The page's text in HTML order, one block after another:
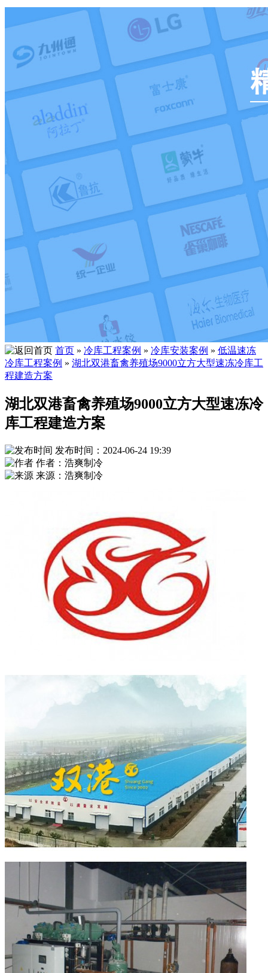
首页 » 冷库工程案例 » 冷库安装案例 » 低温速冻
冷库工程案例 » 湖北双港畜禽养殖场9000立方大型速冻冷库工
程建造方案
湖北双港畜禽养殖场9000立方大型速冻冷
库工程建造方案
发布时间：2024-06-24 19:39
作者：浩爽制冷
来源：浩爽制冷